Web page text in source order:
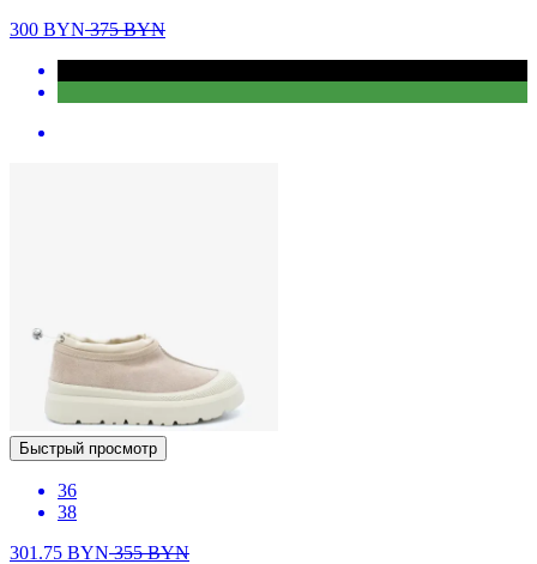
300 BYN375BYN
Быстрый просмотр
36
38
301.75 BYN355BYN